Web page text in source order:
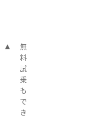
無
料
試
乗
も
で
き